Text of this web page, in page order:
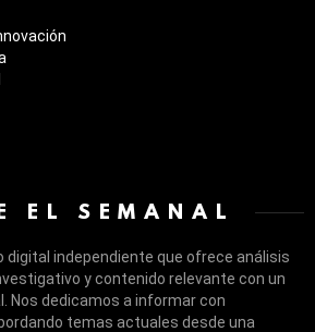
EL SEMANAL
digital independiente que ofrece análisis
y contenido relevante con un
Nos dedicamos a informar con
temas actuales desde una